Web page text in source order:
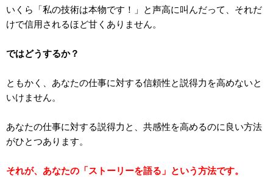
いくら「私の技術は本物です！」と声高に叫んだって、それだ
けで信用されるほど甘くありません。
ではどうするか？
ともかく、あなたの仕事に対する信頼性と説得力を高めないと
いけません。
あなたの仕事に対する説得力と、共感性を高めるのに良い方法
がひとつあります。
それが、あなたの「ストーリーを語る」という方法です。